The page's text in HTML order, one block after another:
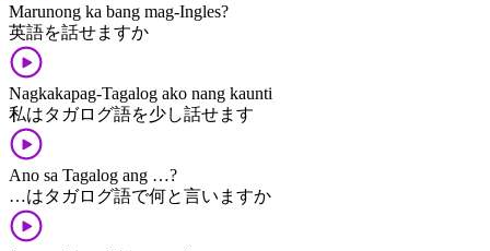
Marunong ka bang mag-Ingles?
英語を話せますか
Nagkakapag-Tagalog ako nang kaunti
私はタガログ語を少し話せます
Ano sa Tagalog ang …?
…はタガログ語で何と言いますか